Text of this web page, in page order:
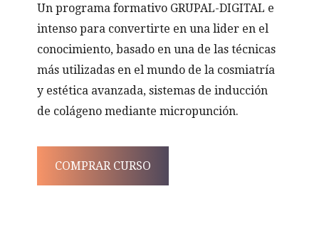
Un programa formativo GRUPAL-DIGITAL e
intenso para convertirte en una lider en el
conocimiento, basado en una de las técnicas
más utilizadas en el mundo de la cosmiatría
y estética avanzada, sistemas de inducción
de colágeno mediante micropunción.
COMPRAR CURSO